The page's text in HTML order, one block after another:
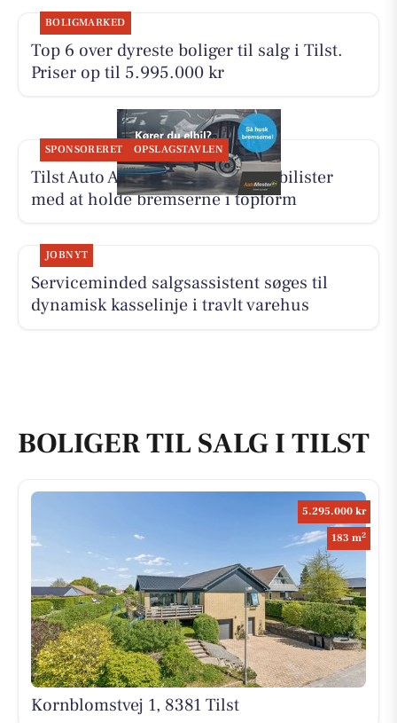
BOLIGMARKED
Top 6 over dyreste boliger til salg i Tilst.
Priser op til 5.995.000 kr
SPONSORERET OPSLAGSTAVLEN
Tilst Auto Aarhus ApS hjælper elbilister
med at holde bremserne i topform
JOBNYT
Serviceminded salgsassistent søges til
dynamisk kasselinje i travlt varehus
BOLIGER TIL SALG I TILST
5.295.000 kr
183 m2
Kornblomstvej 1, 8381 Tilst